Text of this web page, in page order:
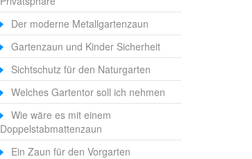
Der moderne Metallgartenzaun
Gartenzaun und Kinder Sicherheit
Sichtschutz für den Naturgarten
Welches Gartentor soll ich nehmen
Wie wäre es mit einem
Doppelstabmattenzaun
Ein Zaun für den Vorgarten